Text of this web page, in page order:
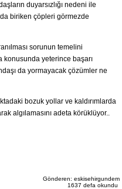
duyarsızlığı nedeni ile
biriken çöpleri görmezde
sorunun temelini
konusunda yeterince başarı
da yormayacak çözümler ne
bozuk yollar ve kaldırımlarda
algılamasını adeta körüklüyor..
Gönderen: eskisehirgundem
1637 defa okundu